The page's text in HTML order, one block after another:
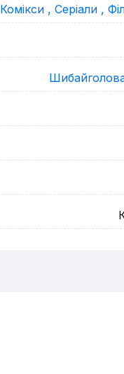
Комікси , Серіали ,